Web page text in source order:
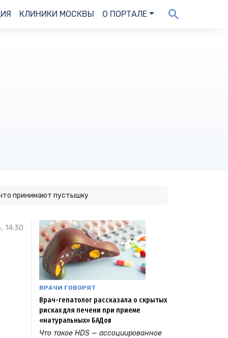
КЛИНИКИ МОСКВЫ О ПОРТАЛЕ
принимают пустышку
14:30
ВРАЧИ ГОВОРЯТ
Врач-гепатолог рассказала о скрытых
рисках для печени при приеме
«натуральных» БАДов
Что такое HDS — ассоциированное